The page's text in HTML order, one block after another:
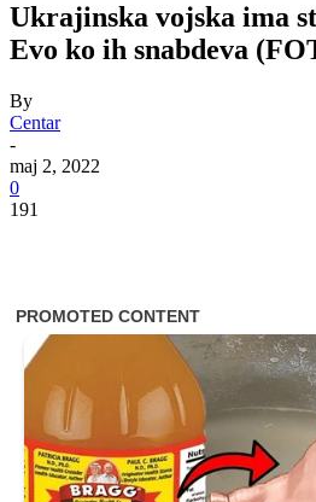
Ukrajinska vojska ima
Evo ko ih snabdeva
By
Centar
-
maj 2, 2022
0
191